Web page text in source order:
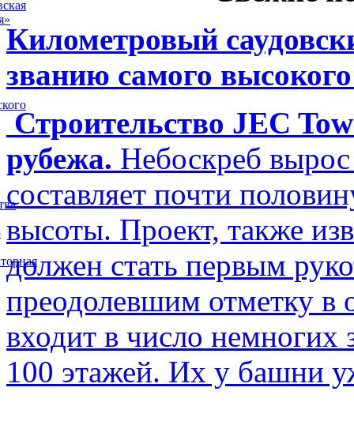
Километровый
званию самого
Строительство JEC
рубежа. Небоскреб
составляет почти
высоты. Проект, также
должен стать первым
преодолевшим отметку в
входит в число
100 этажей. Их у башни